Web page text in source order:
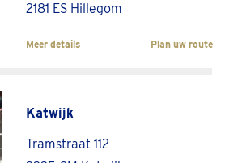
2181 ES Hillegom
Meer details Plan uw route
Katwijk
Tramstraat 112